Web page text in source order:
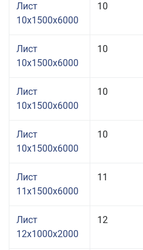
Лист
10x1500x6000
10
Лист
10x1500x6000
10
Лист
10x1500x6000
10
Лист
10x1500x6000
10
Лист
11x1500x6000
11
Лист
12x1000x2000
12